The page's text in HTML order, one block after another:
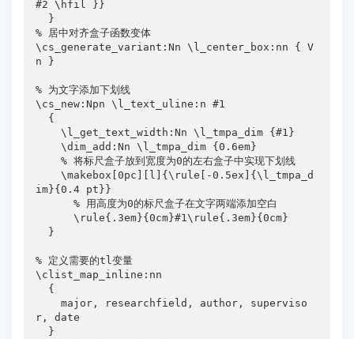
#2 \hfil }}
% 居中对齐盒子函数变体
\cs_generate_variant:Nn \l_center_box:nn { V
n }
% 为文字添加下划线
\cs_new:Npn \l_text_uline:n #1
    \l_get_text_width:Nn \l_tmpa_dim {#1}
    \dim_add:Nn \l_tmpa_dim {0.6em}
    % 将标尺盒子放到宽度为0的左右盒子中实现下划线
    \makebox[0pc][l]{\rule[-0.5ex]{\l_tmpa_d
im}{0.4 pt}}
      % 用高度为0的标尺盒子在文字两端添加空白
      \rule{.3em}{0cm}#1\rule{.3em}{0cm}
% 定义需要的tl变量
\clist_map_inline:nn
    major, researchfield, author, superviso
r, date